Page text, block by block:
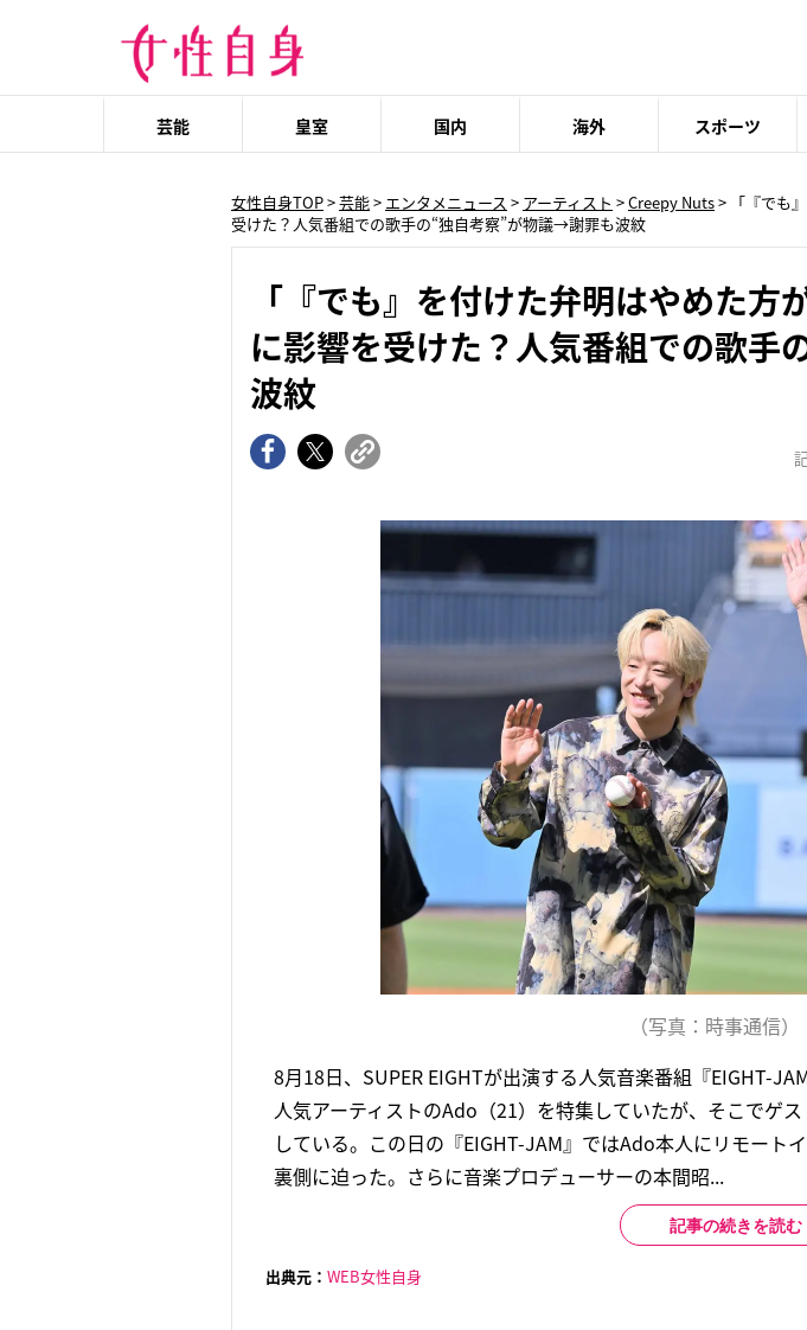
芸能 皇室 国内 海外 スポーツ
女性自身TOP>芸能> エンタメニュース > アーティスト >Creepy Nuts> 「『でも
受けた？人気番組での歌手の“独自考察”が物議→謝罪も波紋
「『でも』を付けた弁明はやめた
に影響を受けた？人気番組での歌
波紋
（写真：時事通信）
8月18日、SUPER EIGHTが出演する人気音楽番組『EIGHT-
人気アーティストのAdo（21）を特集していたが、そこでゲ
している。この日の『EIGHT-JAM』ではAdo本人にリモート
裏側に迫った。さらに音楽プロデューサーの本間昭...
記事の続きを読む
出典元： WEB女性自身